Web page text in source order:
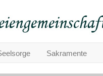
Sakramente